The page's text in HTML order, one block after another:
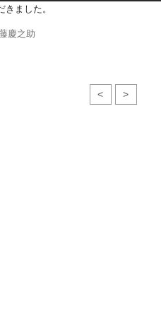
ました。
慶之助
< >